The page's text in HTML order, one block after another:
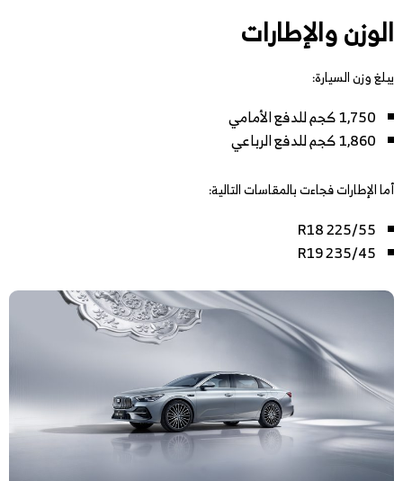
الوزن والإطارات
يبلغ وزن السيارة:
1,750 كجم للدفع الأمامي
1,860 كجم للدفع الرباعي
أما الإطارات فجاءت بالمقاسات التالية:
225/55 R18
235/45 R19